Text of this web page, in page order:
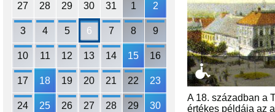
27 28 29 30 31 1 2
3 4 5 6 7 8 9
10 11 12 13 14 15 16
17 18 19 20 21 22 23
24 25 26 27 28 29 30
A 18. században a
értékes példája az